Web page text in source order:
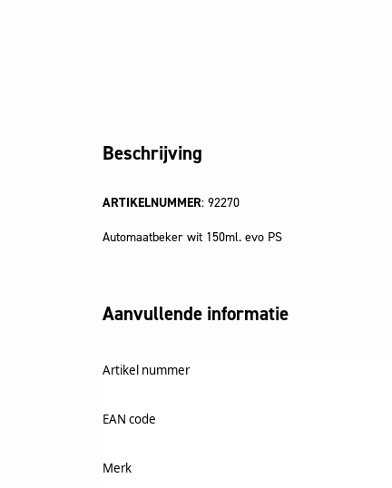
Beschrijving
ARTIKELNUMMER: 92270
Automaatbeker wit 150ml. evo PS
Aanvullende informatie
Artikel nummer
EAN code
Merk